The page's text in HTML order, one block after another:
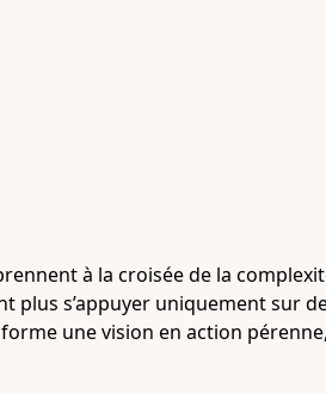
à la croisée de la
plus s’appuyer uniquement sur
une vision en action